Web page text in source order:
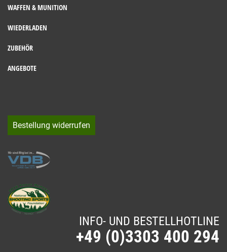
WAFFEN & MUNITION
WIEDERLADEN
ZUBEHÖR
ANGEBOTE
Bestellung widerrufen
INFO- UND BESTELLHOTLINE
+49 (0)3303 400 294